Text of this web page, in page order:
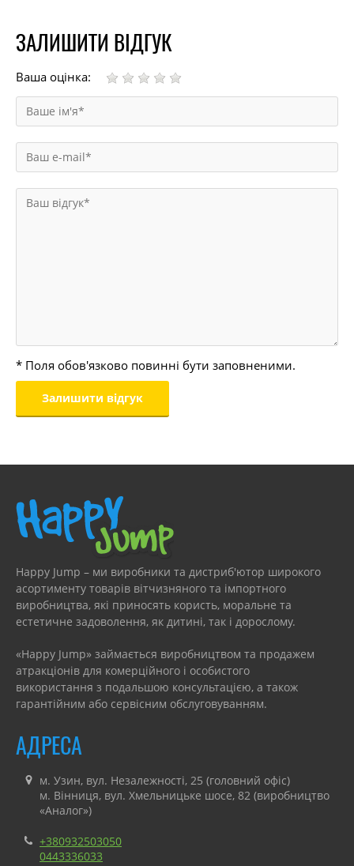
ЗАЛИШИТИ ВІДГУК
Ваша оцінка:
* Поля обов'язково повинні бути заповненими.
Happy Jump – ми виробники та дистриб'ютор широкого
асортименту товарів вітчизняного та імпортного
виробництва, які приносять користь, моральне та
естетичне задоволення, як дитині, так і дорослому.
«Happy Jump» займається виробництвом та продажем
атракціонів для комерційного і особистого
використання з подальшою консультацією, а також
гарантійним або сервісним обслуговуванням.
АДРЕСА
м. Узин, вул. Незалежності, 25 (головний офіс)
м. Вінниця, вул. Хмельницьке шосе, 82 (виробництво
«Аналог»)
+380932503050
0443336033